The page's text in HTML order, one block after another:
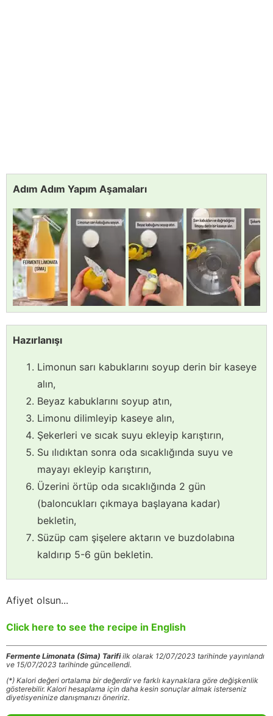
Adım Adım Yapım Aşamaları
Hazırlanışı
Limonun sarı kabuklarını soyup derin bir kaseye
alın,
Beyaz kabuklarını soyup atın,
Limonu dilimleyip kaseye alın,
Şekerleri ve sıcak suyu ekleyip karıştırın,
Su ılıdıktan sonra oda sıcaklığında suyu ve
mayayı ekleyip karıştırın,
Üzerini örtüp oda sıcaklığında 2 gün
(baloncukları çıkmaya başlayana kadar)
bekletin,
Süzüp cam şişelere aktarın ve buzdolabına
kaldırıp 5-6 gün bekletin.
Afiyet olsun...
Click here to see the recipe in English
Fermente Limonata (Sima) Tarifiilk olarak 12/07/2023 tarihinde yayınlandı
ve 15/07/2023 tarihinde güncellendi.
(*) Kalori değeri ortalama bir değerdir ve farklı kaynaklara göre değişkenlik
gösterebilir. Kalori hesaplama için daha kesin sonuçlar almak isterseniz
diyetisyeninize danışmanızı öneririz.